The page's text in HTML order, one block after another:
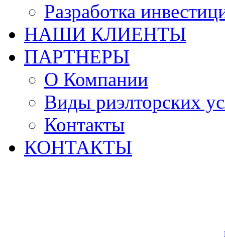
Разработка
НАШИ КЛИЕНТЫ
ПАРТНЕРЫ
О Компании
Виды риэлторских
Контакты
КОНТАКТЫ